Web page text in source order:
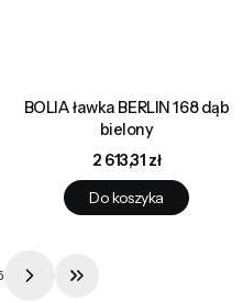
BOLIA ławka BERLIN 168 dąb
bielony
Cena
2 613,31 zł
Do koszyka
Przejdź do ostatniej